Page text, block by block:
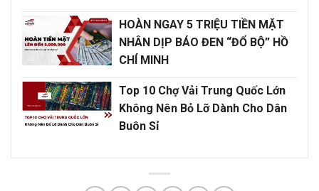
HOÀN NGAY 5 TRIỆU TIỀN MẶT
NHÂN DỊP BÁO ĐEN “ĐỔ BỘ” HỒ
CHÍ MINH
Top 10 Chợ Vải Trung Quốc Lớn
Không Nên Bỏ Lỡ Dành Cho Dân
Buôn Sỉ